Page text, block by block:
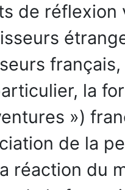
de
la
»)
de la
réaction du